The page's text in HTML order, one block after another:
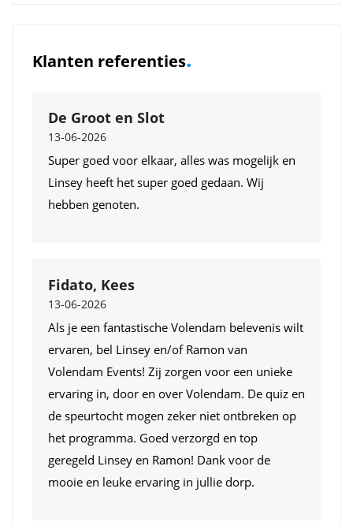
Klanten referenties.
De Groot en Slot
13-06-2026
Super goed voor elkaar, alles was mogelijk en
Linsey heeft het super goed gedaan. Wij
hebben genoten.
Fidato, Kees
13-06-2026
Als je een fantastische Volendam belevenis wilt
ervaren, bel Linsey en/of Ramon van
Volendam Events! Zij zorgen voor een unieke
ervaring in, door en over Volendam. De quiz en
de speurtocht mogen zeker niet ontbreken op
het programma. Goed verzorgd en top
geregeld Linsey en Ramon! Dank voor de
mooie en leuke ervaring in jullie dorp.